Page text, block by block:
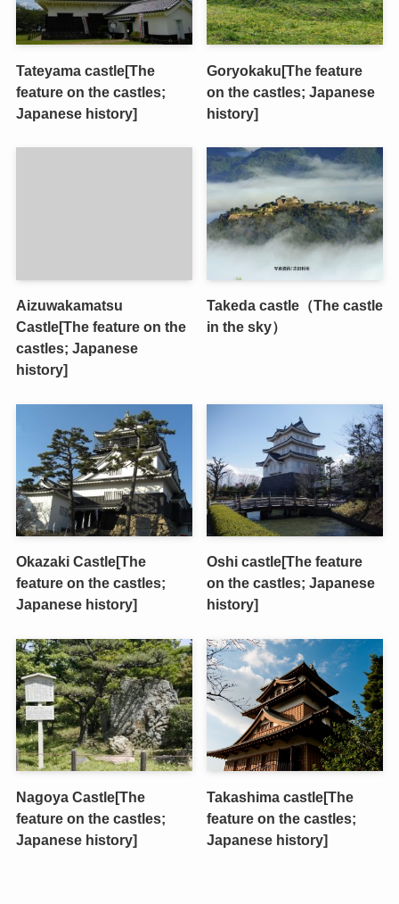
Tateyama castle[The
feature on the castles;
Japanese history]
Goryokaku[The feature
on the castles; Japanese
history]
Aizuwakamatsu
Castle[The feature on the
castles; Japanese
history]
Takeda castle（The castle
in the sky）
Okazaki Castle[The
feature on the castles;
Japanese history]
Oshi castle[The feature
on the castles; Japanese
history]
Nagoya Castle[The
feature on the castles;
Japanese history]
Takashima castle[The
feature on the castles;
Japanese history]